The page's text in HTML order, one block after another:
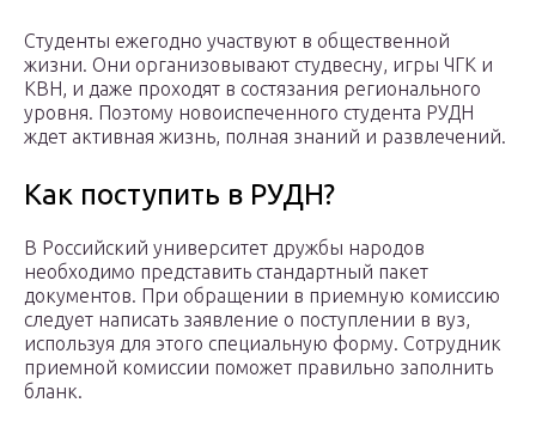
Студенты ежегодно участвуют в общественной
жизни. Они организовывают студвесну, игры ЧГК и
КВН, и даже проходят в состязания регионального
уровня. Поэтому новоиспеченного студента РУДН
ждет активная жизнь, полная знаний и развлечений.
Как поступить в РУДН?
В Российский университет дружбы народов
необходимо представить стандартный пакет
документов. При обращении в приемную комиссию
следует написать заявление о поступлении в вуз,
используя для этого специальную форму. Сотрудник
приемной комиссии поможет правильно заполнить
бланк.